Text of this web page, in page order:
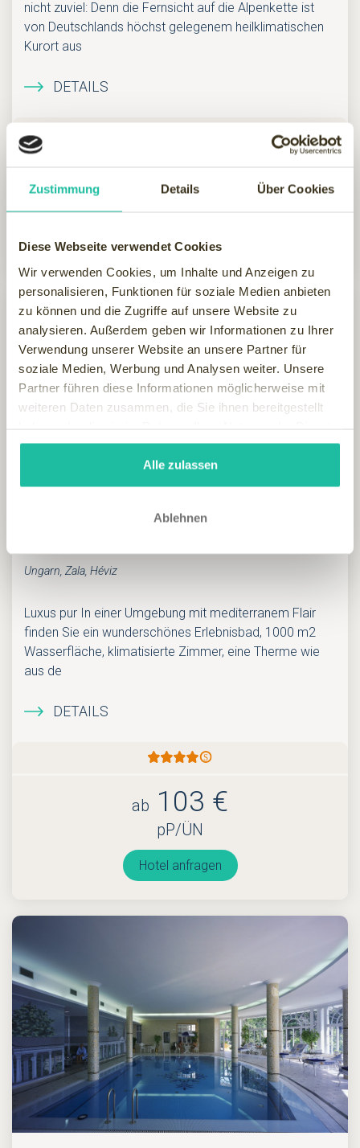
Zustimmung Details Über Cookies
Diese Webseite verwendet Cookies
Wir verwenden Cookies, um Inhalte und Anzeigen zu
personalisieren, Funktionen für soziale Medien anbieten
zu können und die Zugriffe auf unsere Website zu
analysieren. Außerdem geben wir Informationen zu Ihrer
Verwendung unserer Website an unsere Partner für
soziale Medien, Werbung und Analysen weiter. Unsere
Partner führen diese Informationen möglicherweise mit
weiteren Daten zusammen, die Sie ihnen bereitgestellt
gesammelt haben.
Alle zulassen
Ablehnen
nicht zuviel: Denn die Fernsicht auf die Alpenkette ist
von Deutschlands höchst gelegenem heilklimatischen
Kurort aus
DETAILS
125 €
Hotel anfragen
Ungarn, Zala, Héviz
Luxus pur In einer Umgebung mit mediterranem Flair
finden Sie ein wunderschönes Erlebnisbad, 1000 m2
Wasserfläche, klimatisierte Zimmer, eine Therme wie
aus de
DETAILS
ab 103 €
pP/ÜN
Hotel anfragen